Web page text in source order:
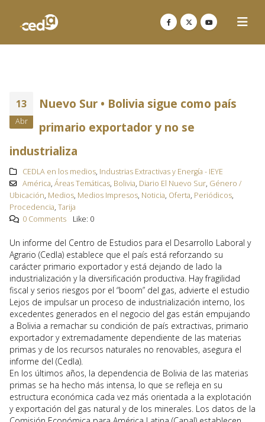
13
Abr
Nuevo Sur • Bolivia sigue como país
primario exportador y no se
industrializa
CEDLA en los medios, Industrias Extractivas y Energía - IEYE
América, Áreas Temáticas, Bolivia, Diario El Nuevo Sur, Género /
Ubicación, Medios, Medios Impresos, Noticia, Oferta, Periódicos,
Procedencia, Tarija
0 Comments
Like: 0
Un informe del Centro de Estudios para el Desarrollo Laboral y
Agrario (Cedla) establece que el país está reforzando su
carácter primario exportador y está dejando de lado la
industrialización y la diversificación productiva. Hay fragilidad
fiscal y serios riesgos por el “boom” del gas, advierte el estudio
Lejos de impulsar un proceso de industrialización interno, los
excedentes generados en el negocio del gas están empujando
a Bolivia a remachar su condición de país extractivas, primario
exportador y extremadamente dependiente de las materias
primas y de los recursos naturales no renovables, asegura el
informe del (Cedla).
En los últimos años, la dependencia de Bolivia de las materias
primas se ha hecho más intensa, lo que se refleja en su
estructura económica cada vez más orientada a la explotación
y exportación del gas natural y de los minerales. Los datos de la